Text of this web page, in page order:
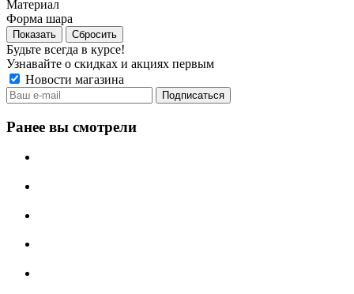
Материал
Форма шара
Сбросить
Будьте всегда в курсе!
Узнавайте о скидках и акциях первым
Новости магазина
Ранее вы смотрели